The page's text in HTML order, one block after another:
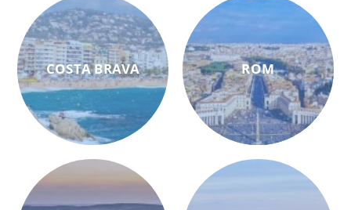
COSTA BRAVA ROM